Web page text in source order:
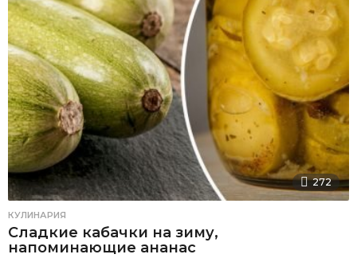
272
КУЛИНАРИЯ
Сладкие кабачки на зиму,
напоминающие ананас